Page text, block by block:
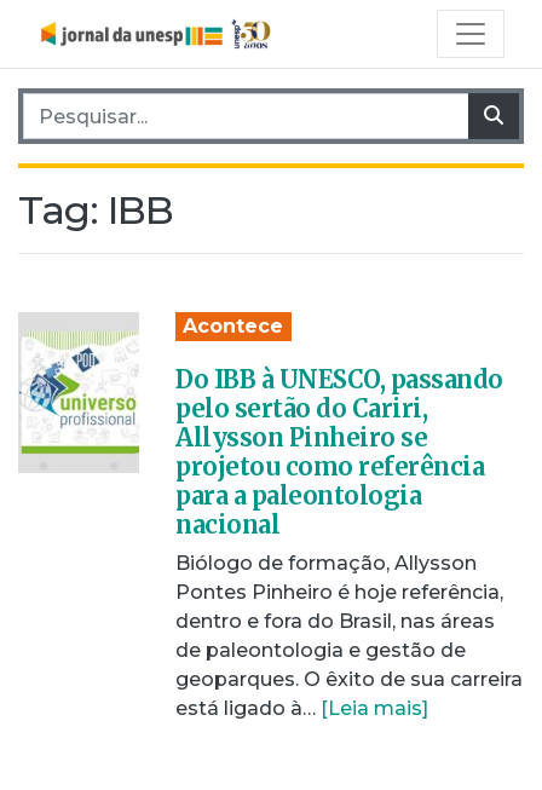
Pesquisar por:
Tag: IBB
Acontece
Do IBB à UNESCO, passando
pelo sertão do Cariri,
Allysson Pinheiro se
projetou como referência
para a paleontologia
nacional
Biólogo de formação, Allysson
Pontes Pinheiro é hoje referência,
dentro e fora do Brasil, nas áreas
de paleontologia e gestão de
geoparques. O êxito de sua carreira
está ligado à… [Leia mais]